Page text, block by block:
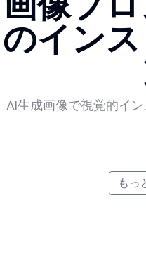
のイン
AI生成画像で視覚的イ
もっ